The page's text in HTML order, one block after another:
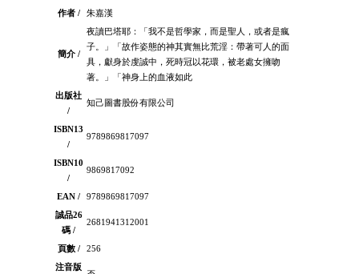
作者 /
朱嘉漢
簡介 /
夜讀巴塔耶：「我不是哲學家，而是聖人，或者是瘋
子。」「故作姿態的神其實無比荒淫：帶著可人的面
具，獻身於虔誠中，死時冠以花環，被老處女擁吻
著。」「神身上的血液如此
出版社
/
知己圖書股份有限公司
ISBN13
/
9789869817097
ISBN10
/
9869817092
EAN /
9789869817097
誠品26
碼 /
2681941312001
頁數 /
256
注音版